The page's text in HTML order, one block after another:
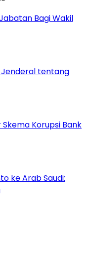
Bagi Wakil
Jenderal tentang
Korupsi Bank
ke Arab Saudi: